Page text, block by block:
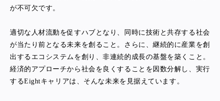
が不可欠です。
適切な人材流動を促すハブとなり、同時に技術と共存する社会
が当たり前となる未来を創ること。さらに、継続的に産業を創
出するエコシステムを創り、非連続的成長の基盤を築くこと。
経済的アプローチから社会を良くすることを因数分解し、実行
するEightキャリアは、そんな未来を見据えています。